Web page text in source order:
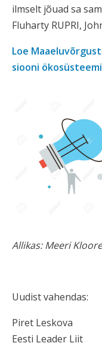
ilmselt jõuad sa
Fluharty RUPRI,
Loe
siooni
Allikas: Meeri
Uudist vahendas:
Piret Leskova
Eesti Leader Liit